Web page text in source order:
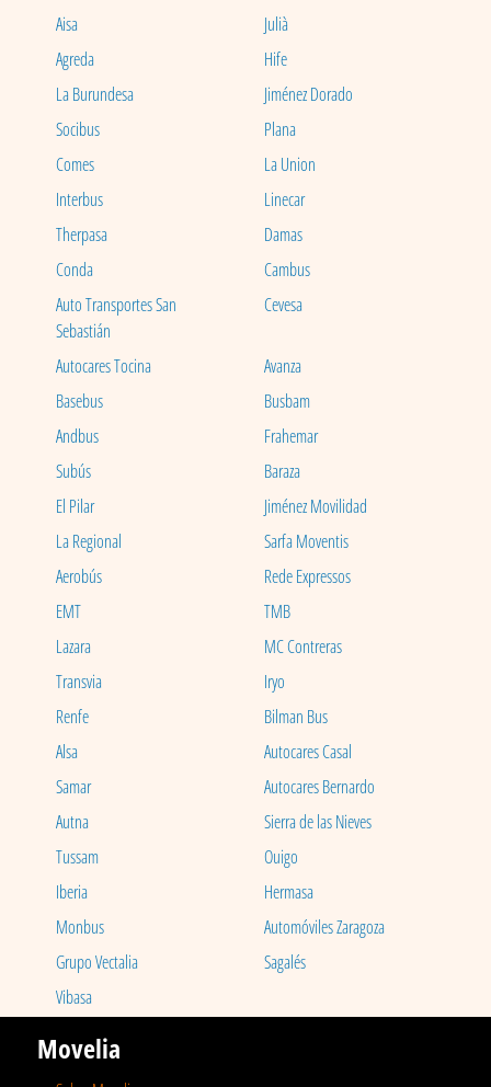
Aisa
Julià
Agreda
Hife
La Burundesa
Jiménez Dorado
Socibus
Plana
Comes
La Union
Interbus
Linecar
Therpasa
Damas
Conda
Cambus
Auto Transportes San
Sebastián
Cevesa
Autocares Tocina
Avanza
Basebus
Busbam
Andbus
Frahemar
Subús
Baraza
El Pilar
Jiménez Movilidad
La Regional
Sarfa Moventis
Aerobús
Rede Expressos
EMT
TMB
Lazara
MC Contreras
Transvia
Iryo
Renfe
Bilman Bus
Alsa
Autocares Casal
Samar
Autocares Bernardo
Autna
Sierra de las Nieves
Tussam
Ouigo
Iberia
Hermasa
Monbus
Automóviles Zaragoza
Grupo Vectalia
Sagalés
Vibasa
Movelia